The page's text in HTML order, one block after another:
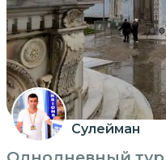
Сулейман